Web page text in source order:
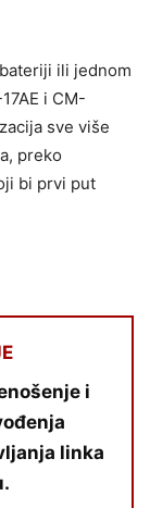
ili jednom
i CM-
sve više
preko
bi prvi put
i
linka